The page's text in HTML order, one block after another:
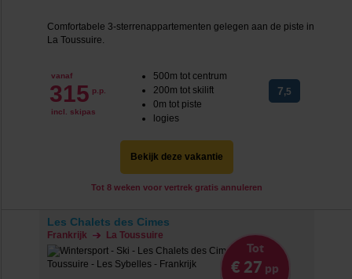
Comfortabele 3-sterrenappartementen gelegen aan de piste in
La Toussuire.
vanaf
315 p.p.
incl. skipas
500m tot centrum
200m tot skilift
0m tot piste
logies
7,5
Bekijk deze vakantie
Tot 8 weken voor vertrek gratis annuleren
Les Chalets des Cimes
Frankrijk La Toussuire
Tot
€ 27 pp